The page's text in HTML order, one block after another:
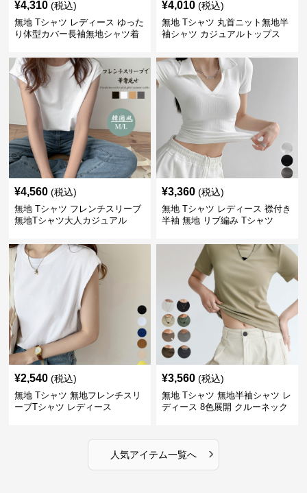
¥4,310 (税込)
無地 Tシャツ レディース ゆった
り体型カバー長袖無地シャツ着
¥4,010 (税込)
無地 Tシャツ 丸首ニット無地半
袖シャツ カジュアルトップス
¥4,560 (税込)
無地 Tシャツ フレンチスリーブ
無地Tシャツ大人カジュアル
¥3,360 (税込)
無地 Tシャツ レディース 襟付き
半袖 無地 リブ編み Tシャツ
¥2,540 (税込)
無地 Tシャツ 無地フレンチスリ
ーブTシャツ レディース
¥3,560 (税込)
無地 Tシャツ 無地半袖シャツ レ
ディース 8色展開 クルーネック
人気アイテム一覧へ ›